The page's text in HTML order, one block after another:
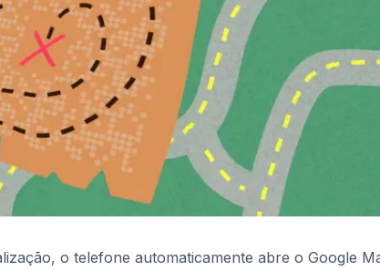
o telefone automaticamente abre o Google